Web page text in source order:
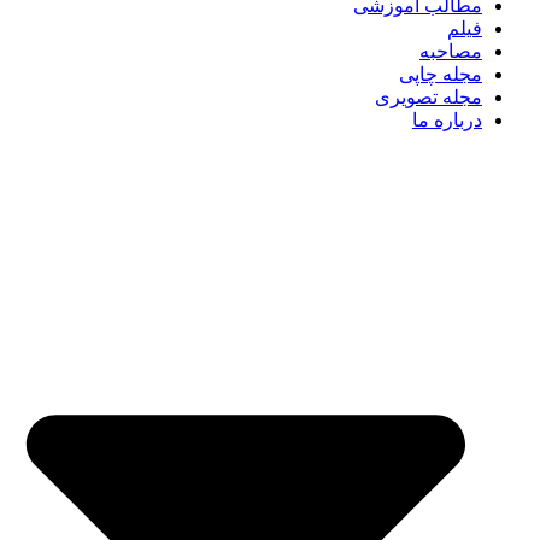
مطالب آموزشی
فیلم
مصاحبه
مجله چاپی
مجله تصویری
درباره ما